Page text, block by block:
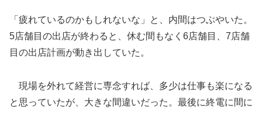
「疲れているのかもしれないな」と、内間はつぶやいた。
5店舗目の出店が終わると、休む間もなく6店舗目、7店舗
目の出店計画が動き出していた。
現場を外れて経営に専念すれば、多少は仕事も楽になる
と思っていたが、大きな間違いだった。最後に終電に間に